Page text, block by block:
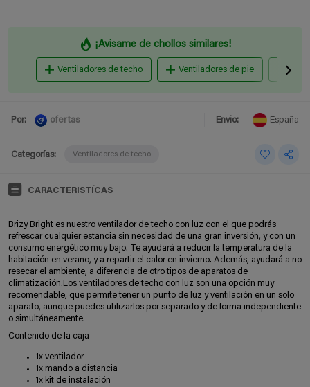
¡Avisame de chollos similares!
Ventiladores de techo Ventiladores de pie
Por: ofertas Envio: España
Categorías: Ventiladores de techo
CARACTERISTÍCAS
Brizy Bright es nuestro ventilador de techo con luz con el que podrás
refrescar cualquier estancia sin necesidad de una gran inversión, y con un
consumo energético muy bajo. Te ayudará a reducir la temperatura de la
habitación en verano, y a repartir el calor en invierno. Además, ayudará a no
resecar el ambiente, a diferencia de otro tipos de aparatos de
climatización.Los ventiladores de techo con luz son una opción muy
recomendable, que permite tener un punto de luz y ventilación en un solo
aparato, aunque puedes utilizarlos por separado y de forma independiente
o simultáneamente.
Contenido de la caja
1x ventilador
1x mando a distancia
1x kit de instalación